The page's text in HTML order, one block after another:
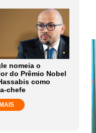
nomeia o
do Prêmio Nobel
como
chefe